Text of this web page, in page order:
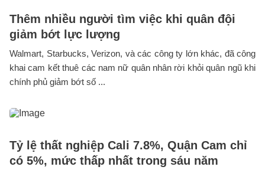
Thêm nhiều người tìm việc khi quân đội
giảm bớt lực lượng
Walmart, Starbucks, Verizon, và các công ty lớn khác, đã công
khai cam kết thuê các nam nữ quân nhân rời khỏi quân ngũ khi
chính phủ giảm bớt số ...
Tỷ lệ thất nghiệp Cali 7.8%, Quận Cam chỉ
có 5%, mức thấp nhất trong sáu năm